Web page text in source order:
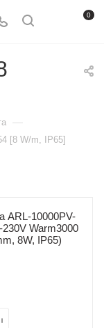
0
—
[8 W/m, IP65]